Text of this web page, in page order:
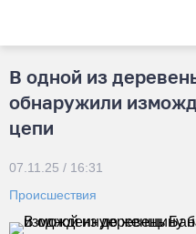
В одной из
обнаружили
цепи
07.11.25 / 16:31
Происшествия